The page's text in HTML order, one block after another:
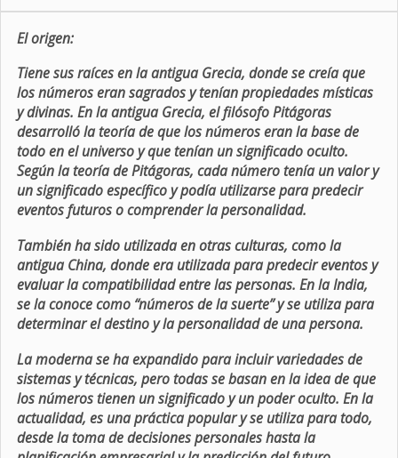
El origen:
Tiene sus raíces en la antigua Grecia, donde se creía que
los números eran sagrados y tenían propiedades místicas
y divinas. En la antigua Grecia, el filósofo Pitágoras
desarrolló la teoría de que los números eran la base de
todo en el universo y que tenían un significado oculto.
Según la teoría de Pitágoras, cada número tenía un valor y
un significado específico y podía utilizarse para predecir
eventos futuros o comprender la personalidad.
También ha sido utilizada en otras culturas, como la
antigua China, donde era utilizada para predecir eventos y
evaluar la compatibilidad entre las personas. En la India,
se la conoce como “números de la suerte” y se utiliza para
determinar el destino y la personalidad de una persona.
La moderna se ha expandido para incluir variedades de
sistemas y técnicas, pero todas se basan en la idea de que
los números tienen un significado y un poder oculto. En la
actualidad, es una práctica popular y se utiliza para todo,
desde la toma de decisiones personales hasta la